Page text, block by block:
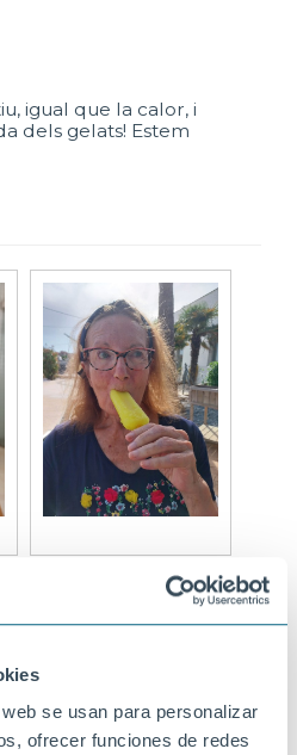
se usan para personalizar
ofrecer funciones de redes
igual que la calor, i
dels gelats! Estem